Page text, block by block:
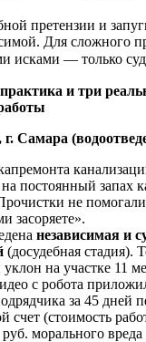
претензии и
Для сложного
исками — только
и три
Самара
постоянный запах
не
засоряете».
независимая и
(досудебная стадия).
на участке 11
с робота
за 45 дней
счет (стоимость
морального